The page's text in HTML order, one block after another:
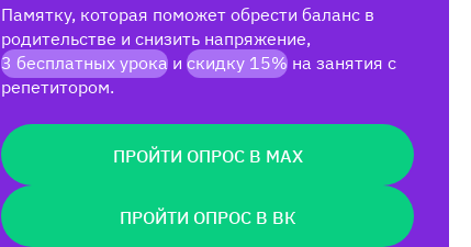
Памятку, которая поможет обрести баланс в
родительстве и снизить напряжение,
3 бесплатных урока и скидку 15% на занятия с
репетитором.
ПРОЙТИ ОПРОС В MAX
ПРОЙТИ ОПРОС В ВК